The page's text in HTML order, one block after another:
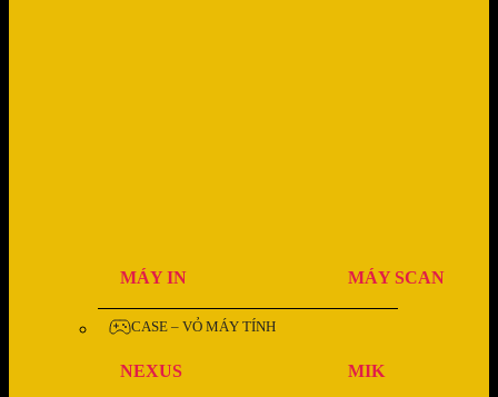
MÁY IN MÁY SCAN
CASE – VỎ MÁY TÍNH
NEXUS
MIK